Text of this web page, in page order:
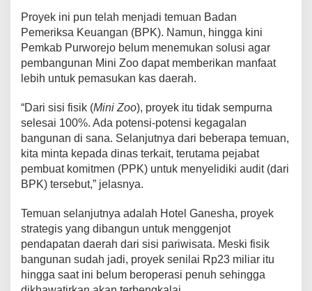
Proyek ini pun telah menjadi temuan Badan
Pemeriksa Keuangan (BPK). Namun, hingga kini
Pemkab Purworejo belum menemukan solusi agar
pembangunan Mini Zoo dapat memberikan manfaat
lebih untuk pemasukan kas daerah.
“Dari sisi fisik (Mini Zoo), proyek itu tidak sempurna
selesai 100%. Ada potensi-potensi kegagalan
bangunan di sana. Selanjutnya dari beberapa temuan,
kita minta kepada dinas terkait, terutama pejabat
pembuat komitmen (PPK) untuk menyelidiki audit (dari
BPK) tersebut,” jelasnya.
Temuan selanjutnya adalah Hotel Ganesha, proyek
strategis yang dibangun untuk menggenjot
pendapatan daerah dari sisi pariwisata. Meski fisik
bangunan sudah jadi, proyek senilai Rp23 miliar itu
hingga saat ini belum beroperasi penuh sehingga